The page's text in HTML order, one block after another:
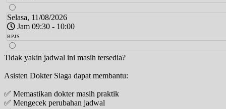
Selasa, 11/08/2026
Jam 09:30 - 10:00
BPJS
Rabu, 12/08/2026
Jam 18:30 - 20:00
EKSEKUTIF
Kamis, 13/08/2026
Jam 08:00 - 09:30
Tidak yakin jadwal ini masih tersedia?
Asisten Dokter Siaga dapat membantu:
✅ Memastikan dokter masih praktik
✅ Mengecek perubahan jadwal